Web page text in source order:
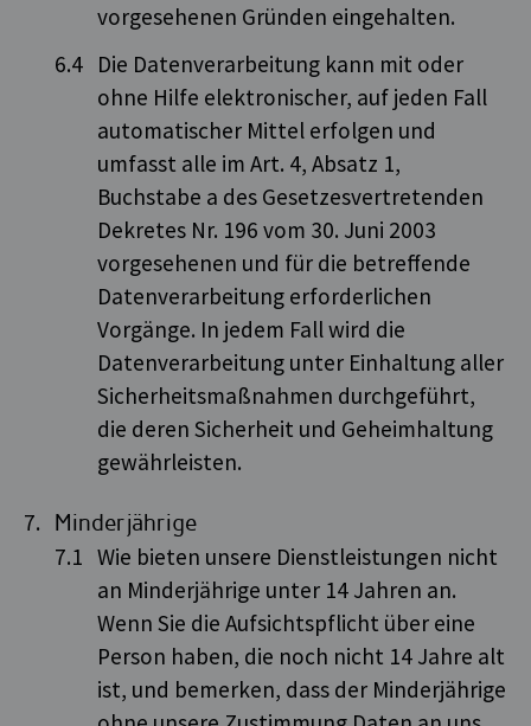
vorgesehenen Gründen eingehalten.
Die Datenverarbeitung kann mit oder
ohne Hilfe elektronischer, auf jeden Fall
automatischer Mittel erfolgen und
umfasst alle im Art. 4, Absatz 1,
Buchstabe a des Gesetzesvertretenden
Dekretes Nr. 196 vom 30. Juni 2003
vorgesehenen und für die betreffende
Datenverarbeitung erforderlichen
Vorgänge. In jedem Fall wird die
Datenverarbeitung unter Einhaltung aller
Sicherheitsmaßnahmen durchgeführt,
die deren Sicherheit und Geheimhaltung
gewährleisten.
Minderjährige
Wie bieten unsere Dienstleistungen nicht
an Minderjährige unter 14 Jahren an.
Wenn Sie die Aufsichtspflicht über eine
Person haben, die noch nicht 14 Jahre alt
ist, und bemerken, dass der Minderjährige